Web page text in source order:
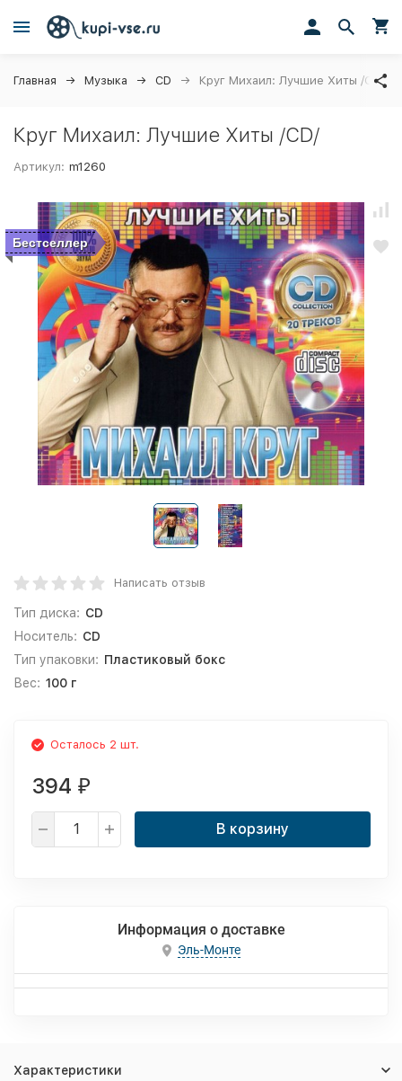
Главная Музыка CD Круг Михаил: Лучшие Хиты /CD/
Круг Михаил: Лучшие Хиты /CD/
Артикул: m1260
Бестселлер
Написать отзыв
Тип диска: CD
Носитель: CD
Тип упаковки: Пластиковый бокс
Вес: 100 г
Осталось 2 шт.
394 ₽
В корзину
Информация о доставке
Эль-Монте
Характеристики